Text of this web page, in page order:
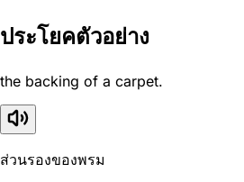
ประโยคตัวอย่าง
the backing of a carpet.
ส่วนรองของพรม